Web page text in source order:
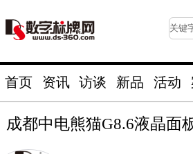
首页 资讯 访谈 新品 活动
成都中电熊猫G8.6液晶面